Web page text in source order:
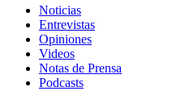
Noticias
Entrevistas
Opiniones
Videos
Notas de Prensa
Podcasts